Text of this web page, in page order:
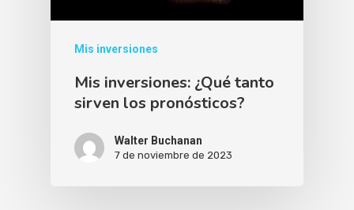
Mis inversiones
Mis inversiones: ¿Qué tanto
sirven los pronósticos?
Walter Buchanan
7 de noviembre de 2023